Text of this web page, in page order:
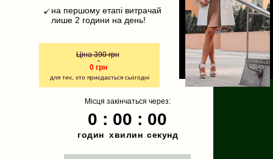
Ціна 390 грн
Місця закінчаться через:
на першому етапі витрачай
лише 2 години на день!
0 грн
для тих, хто приєдається сьогодні
-
0 : 00 : 00
годин хвилин секунд